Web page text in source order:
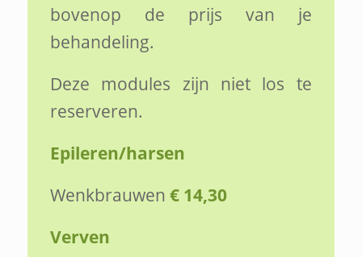
bovenop de prijs van je
behandeling.
Deze modules zijn niet los te
reserveren.
Epileren/harsen
Wenkbrauwen€ 14,30
Verven